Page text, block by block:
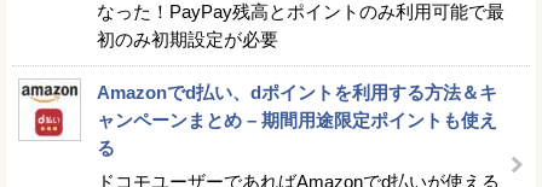
なった！PayPay残高とポイントのみ利用可能で最
初のみ初期設定が必要
Amazonでd払い、dポイントを利用する方法＆キ
ャンペーンまとめ – 期間用途限定ポイントも使え
る
ドコモユーザーであればAmazonでd払いが使える